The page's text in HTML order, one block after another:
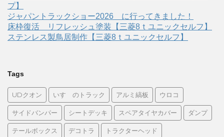
プ】
ジャパントラックショー2026 に行ってきました！
床枠復活 リフレッシュ塗装【三菱8ｔユニックセルフ】
ステンレス製鳥居制作【三菱8ｔユニックセルフ】
Tags
UDクオン いすゞのトラック アルミ縞板 ウロコ
サイドバンパー シートデッキ スペアタイヤカバー ダンプ
テールボックス デコトラ トラクターヘッド